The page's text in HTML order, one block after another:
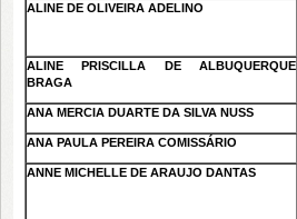
ALINE DE OLIVEIRA ADELINO
ALINE PRISCILLA DE ALBUQUERQUE
BRAGA
ANA MERCIA DUARTE DA SILVA NUSS
ANA PAULA PEREIRA COMISSÁRIO
ANNE MICHELLE DE ARAUJO DANTAS